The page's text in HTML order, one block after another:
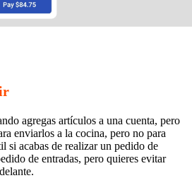
agregas artículos a una cuenta, pero
enviarlos a la cocina, pero no para
si acabas de realizar un pedido de
de entradas, pero quieres evitar